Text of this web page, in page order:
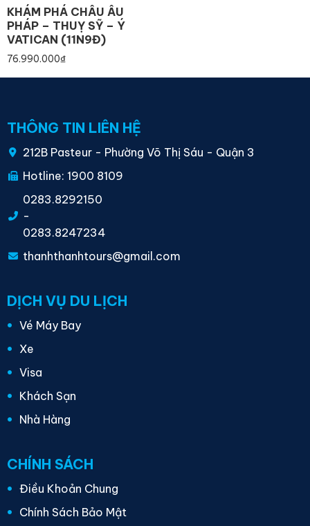
KHÁM PHÁ CHÂU ÂU
PHÁP – THUỴ SỸ – Ý
VATICAN (11N9Đ)
76.990.000₫
THÔNG TIN LIÊN HỆ
212B Pasteur - Phường Võ Thị Sáu - Quận 3
Hotline: 1900 8109
0283.8292150
-
0283.8247234
thanhthanhtours@gmail.com
DỊCH VỤ DU LỊCH
Vé Máy Bay
Xe
Visa
Khách Sạn
Nhà Hàng
CHÍNH SÁCH
Điều Khoản Chung
Chính Sách Bảo Mật